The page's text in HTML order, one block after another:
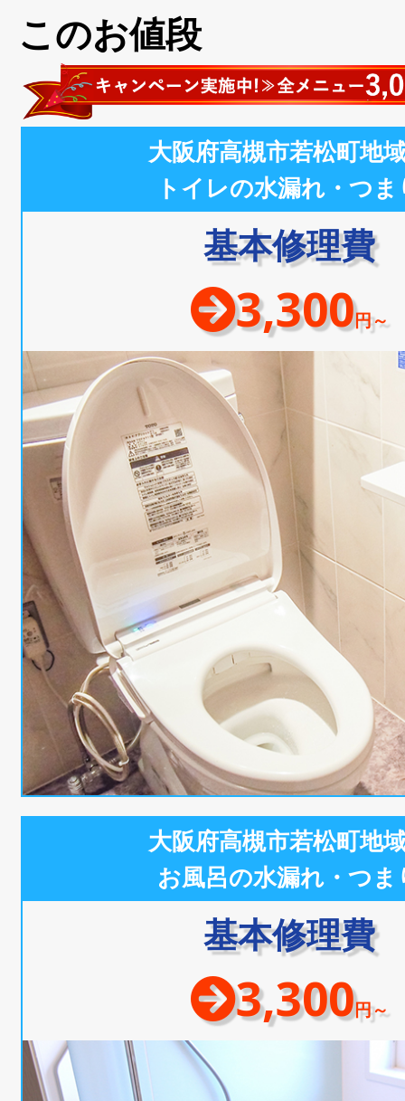
このお値段
大阪府高槻市若松町地
トイレの水漏れ・つま
基本修理費
3,300円～
大阪府高槻市若松町地
お風呂の水漏れ・つま
基本修理費
3,300円～